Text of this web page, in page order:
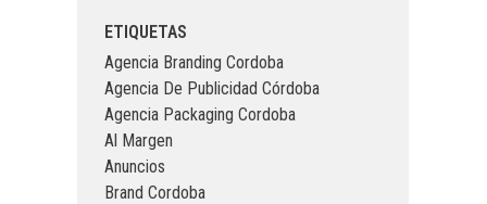
ETIQUETAS
Agencia Branding Cordoba
Agencia De Publicidad Córdoba
Agencia Packaging Cordoba
Al Margen
Anuncios
Brand Cordoba